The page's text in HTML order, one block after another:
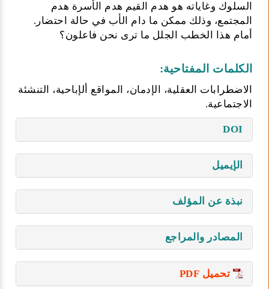
السلوك وغاياته هو هدم القيم هدم الأسرة هدم
المجتمع، وذلك ممكن ما دام الأب في حالة احتضار.
أمام هذا الخطب الجلل ما ترى نحن فاعلون؟
الكلمات المفتاحية:
الاضطرابات العقلية، الإدمان، المواقع ألإباحية، التنشئة
الاجتماعية.
DOI
الإيميل
نبذة عن المؤلف
المصادر والمراجع
تحميل PDF